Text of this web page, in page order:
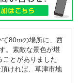
て80mの場所に、西
。素敵な景色が堪
とがありました
ければ、草津市地